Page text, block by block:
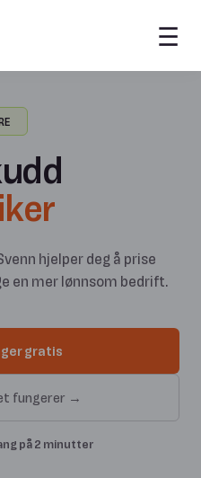
☰
hjelper deg å prise
en mer lønnsom bedrift.
gratis
fungerer →
på 2 minutter